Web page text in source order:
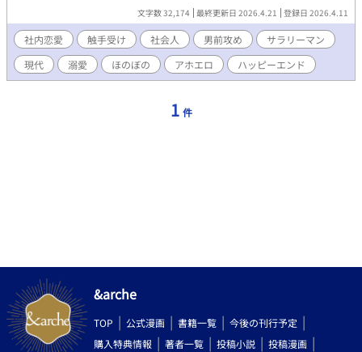
文字数 32,174 最終更新日 2026.4.21 登録日 2026.4.11
社内恋愛 触手受け 社会人 男前攻め
サラリーマン
現代
溺愛 ほのぼの アホエロ ハッピーエンド
1 件
&arche
TOP 公式漫画 書籍一覧
今後の刊行予定
購入特典情報
著者一覧 投稿小説 投稿漫画